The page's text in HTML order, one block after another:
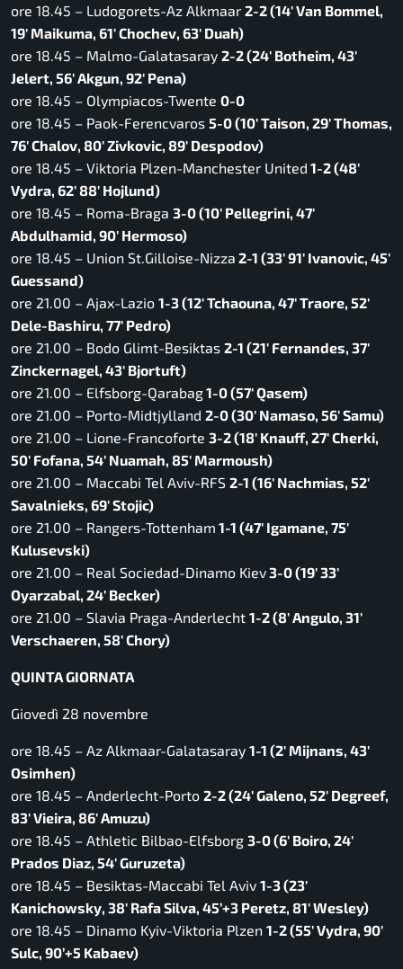
ore 18.45 – Ludogorets-Az Alkmaar 2-2 (14′ Van Bommel,
19′ Maikuma, 61′ Chochev, 63′ Duah)
ore 18.45 – Malmo-Galatasaray 2-2 (24′ Botheim, 43′
Jelert, 56′ Akgun, 92′ Pena)
ore 18.45 – Olympiacos-Twente 0-0
ore 18.45 – Paok-Ferencvaros 5-0 (10′ Taison, 29′ Thomas,
76′ Chalov, 80′ Zivkovic, 89′ Despodov)
ore 18.45 – Viktoria Plzen-Manchester United 1-2 (48′
Vydra, 62′ 88′ Hojlund)
ore 18.45 – Roma-Braga 3-0 (10′ Pellegrini, 47′
Abdulhamid, 90′ Hermoso)
ore 18.45 – Union St.Gilloise-Nizza 2-1 (33′ 91′ Ivanovic, 45′
Guessand)
ore 21.00 – Ajax-Lazio 1-3 (12′ Tchaouna, 47′ Traore, 52′
Dele-Bashiru, 77′ Pedro)
ore 21.00 – Bodo Glimt-Besiktas 2-1 (21′ Fernandes, 37′
Zinckernagel, 43′ Bjortuft)
ore 21.00 – Elfsborg-Qarabag1-0 (57′ Qasem)
ore 21.00 – Porto-Midtjylland 2-0 (30′ Namaso, 56′ Samu)
ore 21.00 – Lione-Francoforte 3-2 (18′ Knauff, 27′ Cherki,
50′ Fofana, 54′ Nuamah, 85′ Marmoush)
ore 21.00 – Maccabi Tel Aviv-RFS 2-1 (16′ Nachmias, 52′
Savalnieks, 69′ Stojic)
ore 21.00 – Rangers-Tottenham 1-1 (47′ Igamane, 75′
Kulusevski)
ore 21.00 – Real Sociedad-Dinamo Kiev3-0 (19′ 33′
Oyarzabal, 24′ Becker)
ore 21.00 – Slavia Praga-Anderlecht 1-2 (8′ Angulo, 31′
Verschaeren, 58′ Chory)
QUINTA GIORNATA
Giovedì 28 novembre
ore 18.45 – Az Alkmaar-Galatasaray 1-1 (2′ Mijnans, 43′
Osimhen)
ore 18.45 – Anderlecht-Porto 2-2 (24′ Galeno, 52′ Degreef,
83′ Vieira, 86′ Amuzu)
ore 18.45 – Athletic Bilbao-Elfsborg 3-0 (6′ Boiro, 24′
Prados Diaz, 54′ Guruzeta)
ore 18.45 – Besiktas-Maccabi Tel Aviv 1-3 (23′
Kanichowsky, 38′ Rafa Silva, 45’+3 Peretz, 81′ Wesley)
ore 18.45 – Dinamo Kyiv-Viktoria Plzen 1-2 (55′ Vydra, 90′
Sulc, 90’+5 Kabaev)